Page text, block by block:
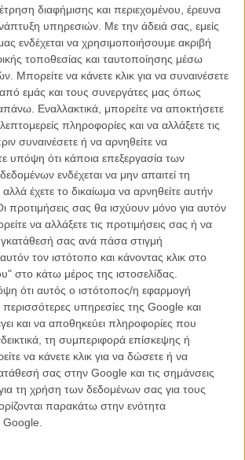
διαφήμισης και περιεχομένου, έρευνα
υπηρεσιών. Με την άδειά σας, εμείς
ενδέχεται να χρησιμοποιήσουμε ακριβή
τοποθεσίας και ταυτοποίησης μέσω
να κάνετε κλικ για να συναινέσετε
εμάς και τους συνεργάτες μας όπως
Εναλλακτικά, μπορείτε να αποκτήσετε
πληροφορίες και να αλλάξετε τις
συναινέσετε ή να αρνηθείτε να
υπόψη ότι κάποια επεξεργασία των
ενδέχεται να μην απαιτεί τη
έχετε το δικαίωμα να αρνηθείτε αυτήν
προτιμήσεις σας θα ισχύουν μόνο για αυτόν
να αλλάξετε τις προτιμήσεις σας ή να
σας ανά πάσα στιγμή
τον ιστότοπο και κάνοντας κλικ στο
στο κάτω μέρος της ιστοσελίδας.
ότι αυτός ο ιστότοπος/η εφαρμογή
περισσότερες υπηρεσίες της Google και
και να αποθηκεύει πληροφορίες που
τη συμπεριφορά επίσκεψης ή
να κάνετε κλικ για να δώσετε ή να
σας στην Google και τις σημάνσεις
τη χρήση των δεδομένων σας για τους
παρακάτω στην ενότητα
Μποντ θα έχει τίτλο «Come and Dive» και
στη σκηνοθεσία και τον Τζον Λόγκαν ως
Κρεγκ ως 007, τον Ρέιφ Φάινς ως Μ και
Μάνιπενι στις θέσεις τους.
δεν αποκαλύπτει τίποτα εκτός από το
Μποντ θα αναλάβει την προστασία ενός
ίδια στιγμή που η MI6 ανασταίνεται από
ένα επικίνδυνο love story(θα είναι άραγε η
ανατρέψει τα πάντα.
γνωρίζουμε για την 24η περιπέτεια του
δείτε παρακάτω το σκοτεινό teaser που
ανοίξει την όρεξη, περιμένοντας μέχρι τον
το «Come and Dive» θα βγει στις
είναι οfficial,
αν και ο λογαριασμός που
Sony στο YouTube περιλαμβάνει μόνο αυτό το
σελίδα της ταινίας (!) στο Facebook ήδη
ψεύτικη ανάρτηση.
Το γεγονός ότι είναι
007 έγινε γρήγορα σαφές και το βίντεο
και μόνο για λόγους περιέργειας, μπορείτε να